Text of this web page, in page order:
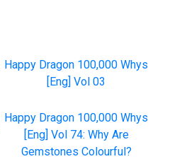
Happy Dragon 100,000 Whys
[Eng] Vol 03
Happy Dragon 100,000 Whys
[Eng] Vol 74: Why Are
Gemstones Colourful?